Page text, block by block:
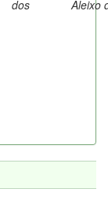
dos
Aleixo